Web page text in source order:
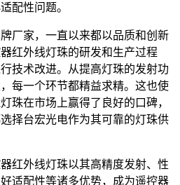
配性问题。
厂家，一直以来都以品质和创新
红外线灯珠的研发和生产过程
技术改进。从提高灯珠的发射功
每一个环节都精益求精。这也使
珠在市场上赢得了良好的口碑，
择台宏光电作为其可靠的灯珠供
红外线灯珠以其高精度发射、性
适配性等诸多优势，成为遥控器